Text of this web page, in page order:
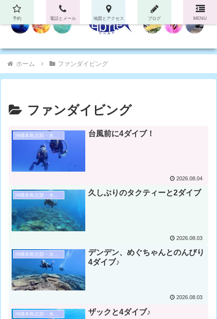
ホーム ファンダイビング
ファンダイビング
台風前に4ダイブ！
2026.08.04
久しぶりのタクティーと2ダイブ
2026.08.03
沖縄本島北部・水納島・瀬底島ダイビング
デンデン、めぐちゃんとのんびり
4ダイブ♪
2026.08.03
ザックと4ダイブ♪
予約 電話とメール 地図とアクセス ブログ MENU